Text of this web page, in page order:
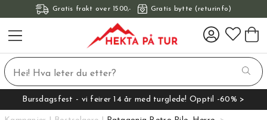
Gratis frakt over 1500,- Gratis bytte (returinfo)
Bursdagsfest - vi feirer 14 år med turglede! Opptil -60% >